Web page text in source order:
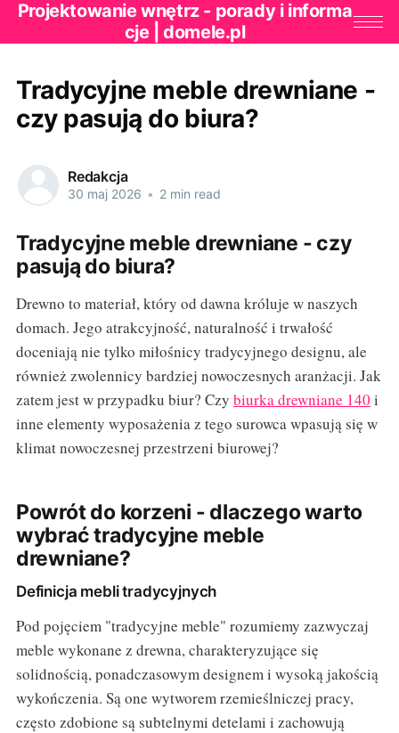
Projektowanie wnętrz - porady i informa
cje | domele.pl
Tradycyjne meble drewniane -
czy pasują do biura?
Redakcja
30 maj 2026 • 2 min read
Tradycyjne meble drewniane - czy
pasują do biura?
Drewno to materiał, który od dawna króluje w naszych
domach. Jego atrakcyjność, naturalność i trwałość
doceniają nie tylko miłośnicy tradycyjnego designu, ale
również zwolennicy bardziej nowoczesnych aranżacji. Jak
zatem jest w przypadku biur? Czy biurka drewniane 140 i
inne elementy wyposażenia z tego surowca wpasują się w
klimat nowoczesnej przestrzeni biurowej?
Powrót do korzeni - dlaczego warto
wybrać tradycyjne meble
drewniane?
Definicja mebli tradycyjnych
Pod pojęciem "tradycyjne meble" rozumiemy zazwyczaj
meble wykonane z drewna, charakteryzujące się
solidnością, ponadczasowym designem i wysoką jakością
wykończenia. Są one wytworem rzemieślniczej pracy,
często zdobione są subtelnymi detelami i zachowują